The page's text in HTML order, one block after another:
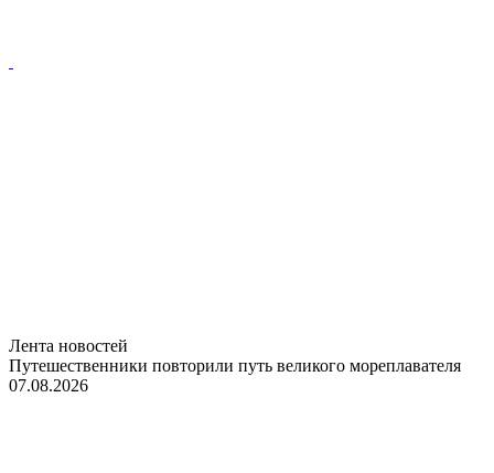
Лента новостей
Путешественники повторили путь великого мореплавателя
07.08.2026